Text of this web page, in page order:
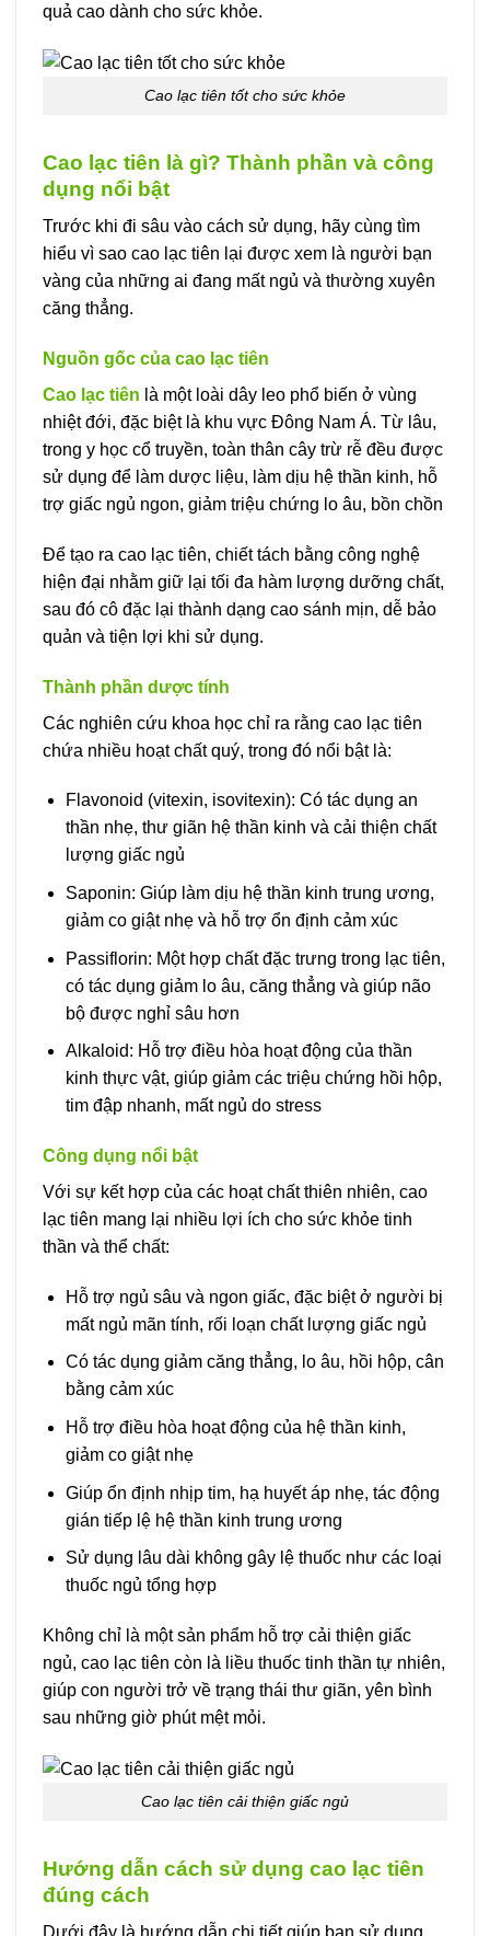
quả cao dành cho sức khỏe.
Cao lạc tiên tốt cho sức khỏe
Cao lạc tiên là gì? Thành phần và công
dụng nổi bật
Trước khi đi sâu vào cách sử dụng, hãy cùng tìm
hiểu vì sao cao lạc tiên lại được xem là người bạn
vàng của những ai đang mất ngủ và thường xuyên
căng thẳng.
Nguồn gốc của cao lạc tiên
Cao lạc tiên là một loài dây leo phổ biến ở vùng
nhiệt đới, đặc biệt là khu vực Đông Nam Á. Từ lâu,
trong y học cổ truyền, toàn thân cây trừ rễ đều được
sử dụng để làm dược liệu, làm dịu hệ thần kinh, hỗ
trợ giấc ngủ ngon, giảm triệu chứng lo âu, bồn chồn
Để tạo ra cao lạc tiên, chiết tách bằng công nghệ
hiện đại nhằm giữ lại tối đa hàm lượng dưỡng chất,
sau đó cô đặc lại thành dạng cao sánh mịn, dễ bảo
quản và tiện lợi khi sử dụng.
Thành phần dược tính
Các nghiên cứu khoa học chỉ ra rằng cao lạc tiên
chứa nhiều hoạt chất quý, trong đó nổi bật là:
Flavonoid (vitexin, isovitexin): Có tác dụng an
thần nhẹ, thư giãn hệ thần kinh và cải thiện chất
lượng giấc ngủ
Saponin: Giúp làm dịu hệ thần kinh trung ương,
giảm co giật nhẹ và hỗ trợ ổn định cảm xúc
Passiflorin: Một hợp chất đặc trưng trong lạc tiên,
có tác dụng giảm lo âu, căng thẳng và giúp não
bộ được nghỉ sâu hơn
Alkaloid: Hỗ trợ điều hòa hoạt động của thần
kinh thực vật, giúp giảm các triệu chứng hồi hộp,
tim đập nhanh, mất ngủ do stress
Công dụng nổi bật
Với sự kết hợp của các hoạt chất thiên nhiên, cao
lạc tiên mang lại nhiều lợi ích cho sức khỏe tinh
thần và thể chất:
Hỗ trợ ngủ sâu và ngon giấc, đặc biệt ở người bị
mất ngủ mãn tính, rối loạn chất lượng giấc ngủ
Có tác dụng giảm căng thẳng, lo âu, hồi hộp, cân
bằng cảm xúc
Hỗ trợ điều hòa hoạt động của hệ thần kinh,
giảm co giật nhẹ
Giúp ổn định nhịp tim, hạ huyết áp nhẹ, tác động
gián tiếp lệ hệ thần kinh trung ương
Sử dụng lâu dài không gây lệ thuốc như các loại
thuốc ngủ tổng hợp
Không chỉ là một sản phẩm hỗ trợ cải thiện giấc
ngủ, cao lạc tiên còn là liều thuốc tinh thần tự nhiên,
giúp con người trở về trạng thái thư giãn, yên bình
sau những giờ phút mệt mỏi.
Cao lạc tiên cải thiện giấc ngủ
Hướng dẫn cách sử dụng cao lạc tiên
đúng cách